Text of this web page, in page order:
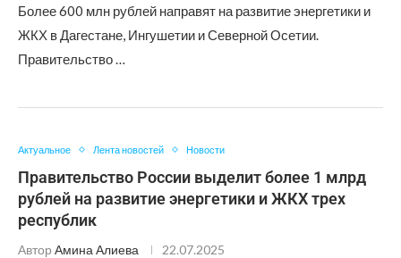
Более 600 млн рублей направят на развитие энергетики и
ЖКХ в Дагестане, Ингушетии и Северной Осетии.
Правительство …
Актуальное Лента новостей Новости
Правительство России выделит более 1 млрд
рублей на развитие энергетики и ЖКХ трех
республик
Автор Амина Алиева 22.07.2025